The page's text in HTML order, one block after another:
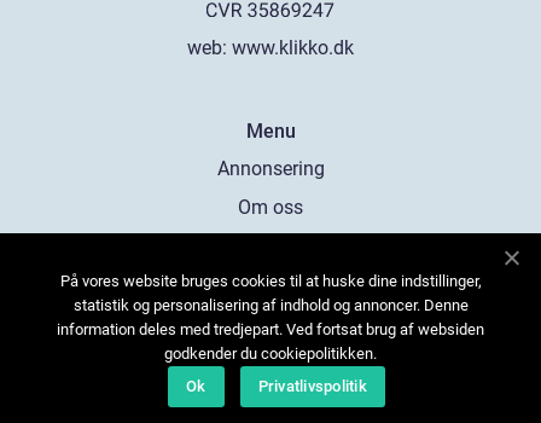
web: www.klikko.dk
Menu
Annonsering
Om oss
Kontakta oss
Sitemap
På vores website bruges cookies til at huske dine indstillinger,
statistik og personalisering af indhold og annoncer. Denne
information deles med tredjepart. Ved fortsat brug af websiden
godkender du cookiepolitikken.
Ok
Privatlivspolitik